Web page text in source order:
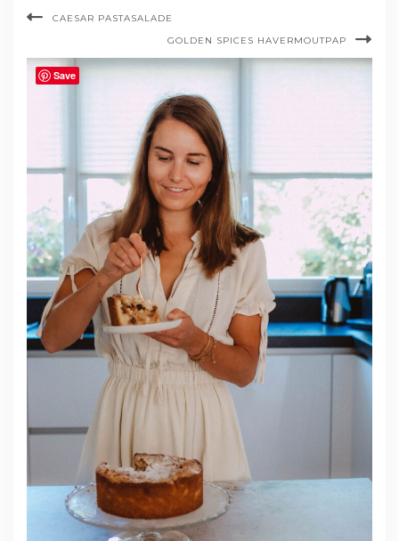
CAESAR PASTASALADE
GOLDEN SPICES HAVERMOUTPAP
Save